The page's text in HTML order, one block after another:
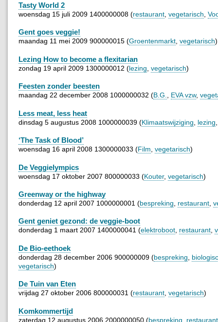
Tasty World 2
woensdag 15 juli 2009 1400000008 (restaurant vegetarisch
Gent goes veggie!
maandag 11 mei 2009 900000015 (Groentenmarkt, vegetarisch)
Lezing How to become a flexitarian
zondag 19 april 2009 1300000012 (lezing vegetarisch)
Feesten zonder beesten
maandag 22 december 2008 1000000032 (B.G. EVA vzw,
Less meat, less heat
dinsdag 5 augustus 2008 1000000039 (Klimaatswijziging lezing
‘The Task of Blood’
woensdag 16 april 2008 1300000033 (Film vegetarisch)
De Veggielympics
woensdag 17 oktober 2007 800000033 (Kouter, vegetarisch)
Greenway or the highway
donderdag 12 april 2007 1000000001 (bespreking restaurant
Gent geniet gezond: de veggie-boot
donderdag 1 maart 2007 1400000041 (elektroboot, restaurant,
De Bio-eethoek
donderdag 28 december 2006 900000009 (bespreking
vegetarisch)
De Tuin van Eten
vrijdag 27 oktober 2006 800000031 (restaurant, vegetarisch)
Komkommertijd
zaterdag 12 augustus 2006 2000000050 (bespreking restaurant